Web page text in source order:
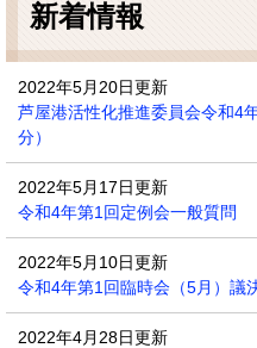
本
新着情報
2022年5月20日更新
芦屋港活性化推進委員会令和4
分）
2022年5月17日更新
令和4年第1回定例会一般質問
2022年5月10日更新
令和4年第1回臨時会（5月）議
2022年4月28日更新